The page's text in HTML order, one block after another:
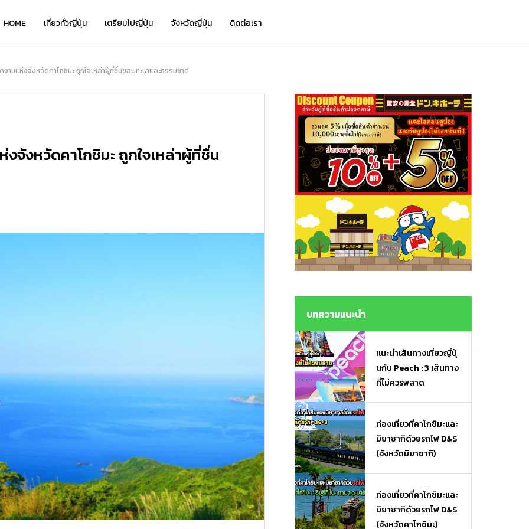
HOME เที่ยวทั่วญี่ปุ่น เตรียมไปญี่ปุ่น จังหวัดญี่ปุ่น ติดต่อเรา
Kyo Chirimen จาก Kyoryori Sakurai
“อาหารเกียวโต ซากุราอิ ปลาทูน่าต้มสไต
ล์อาริมะ (Hon Maguro Arima Ni)” — ข
องกินญี่ปุ่นรสละมุน เปิดปุ๊บกินได้ เหมาะทั้
งมื้อเร่งด่วนและของฝาก
2026.01.28
ย้อนเวลาชมเสน่ห์คลาสสิกที่ “โกดังอิฐแ
สัมผัสความงดงามระดับโลก ปักหมุดเที่ย
ว “ภูเขาฮาโกดาเตะ” พร้อมที่พักและจุดเช็
กอินห้ามพลาด!
2026.08.03
Kyo Chirimen จาก Kyoryori Sakurai
“อาหารเกียวโต ซากุราอิ ปลาทูน่าต้มสไต
ล์อาริมะ (Hon Maguro Arima Ni)” — ข
องกินญี่ปุ่นรสละมุน เปิดปุ๊บกินได้ เหมาะทั้
งมื้อเร่งด่วนและของฝาก
2026.01.28
ามแห่งจังหวัดคาโกชิมะ ถูกใจเหล่าผู้ที่ชื่นชอบทะเลและธรรมชาติ
จังหวัดคาโกชิมะ ถูกใจเหล่าผู้ที่ชื่น
บทความแนะนำ
แนะนำเส้นทางเที่ยวญี่ปุ่
นกับ Peach : 3 เส้นทาง
ที่ไม่ควรพลาด
ท่องเที่ยวที่คาโกชิมะและ
มิยาซากิด้วยรถไฟ D&S
(จังหวัดมิยาซากิ)
ท่องเที่ยวที่คาโกชิมะและ
มิยาซากิด้วยรถไฟ D&S
(จังหวัดคาโกชิมะ)